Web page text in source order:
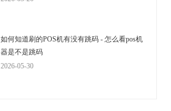
如何知道刷的POS机有没有跳码 - 怎么看pos机
器是不是跳码
2026-05-30